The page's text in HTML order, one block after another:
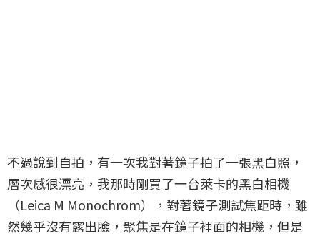
不過說到自拍，有一次我對著鏡子拍了一張黑白照，
層次感很漂亮，我那時剛買了一台萊卡的黑白相機
（Leica M Monochrom），對著鏡子測試焦距時，雖
然幾乎沒有露出臉，聚焦是在鏡子裡面的相機，但是